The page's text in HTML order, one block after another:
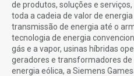
de produtos, soluções e
toda a cadeia de valor de
transmissão de energia até o
tecnologia de energia
gás e a vapor, usinas híbridas
geradores e transformadores de
energia eólica, a Siemens